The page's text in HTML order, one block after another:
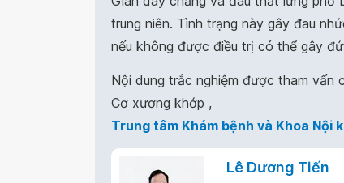
trung niên. Tình trạng này gây đau
nếu không được điều trị có thể gây
Nội dung trắc nghiệm được tham vấn
Cơ xương khớp ,
Trung tâm Khám bệnh và Khoa Nội
Lê Dương Tiến